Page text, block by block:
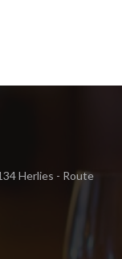
Herlies - Route